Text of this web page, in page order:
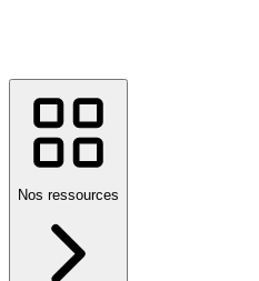
Nos ressources